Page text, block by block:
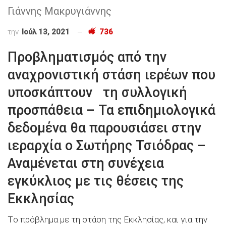
Γιάννης Μακρυγιάννης
την Ιούλ 13, 2021 736
Προβληματισμός από την
αναχρονιστική στάση ιερέων που
υποσκάπτουν τη συλλογική
προσπάθεια – Τα επιδημιολογικά
δεδομένα θα παρουσιάσει στην
ιεραρχία ο Σωτήρης Τσιόδρας –
Αναμένεται στη συνέχεια
εγκύκλιος με τις θέσεις της
Εκκλησίας
Τo πρόβλημα με τη στάση της Εκκλησίας, και για την